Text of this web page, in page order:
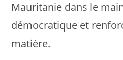
Mauritanie dans le
démocratique et
matière.